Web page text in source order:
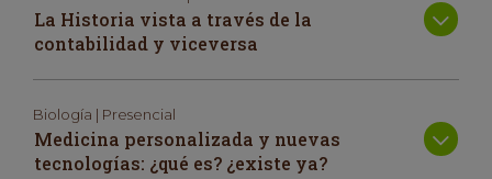
La Historia vista a través de la
contabilidad y viceversa
Biología | Presencial
Medicina personalizada y nuevas
tecnologías: ¿qué es? ¿existe ya?